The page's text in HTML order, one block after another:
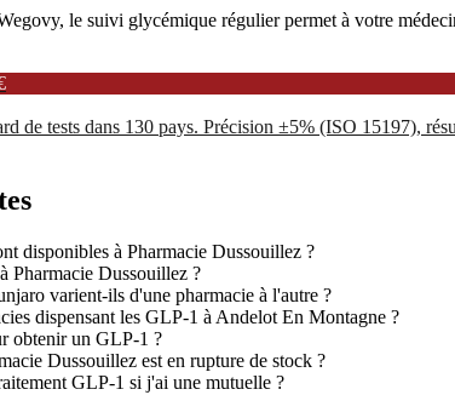
le suivi glycémique régulier permet à votre
de tests dans 130 pays. Précision ±5% (ISO 15197),
disponibles à Pharmacie Dussouillez ?
Pharmacie Dussouillez ?
varient-ils d'une pharmacie à l'autre ?
dispensant les GLP-1 à Andelot En Montagne ?
obtenir un GLP-1 ?
Dussouillez est en rupture de stock ?
GLP-1 si j'ai une mutuelle ?